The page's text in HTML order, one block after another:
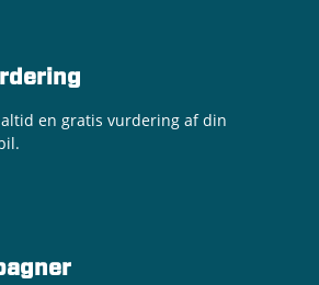
en gratis vurdering af din